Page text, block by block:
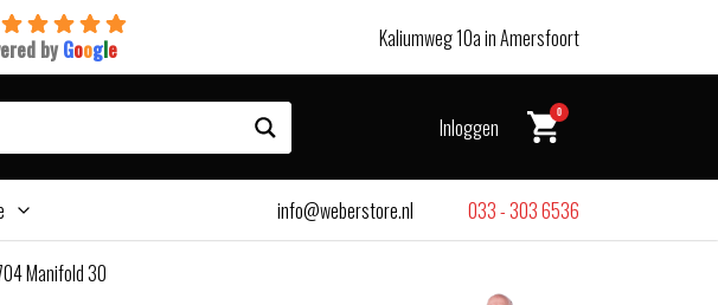
by Google Kaliumweg 10a in Amersfoort
Inloggen
0
info@weberstore.nl 033 - 303 6536
Manifold 30